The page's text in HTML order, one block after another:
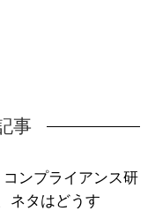
事
コンプライアンス研
ネタはどうす